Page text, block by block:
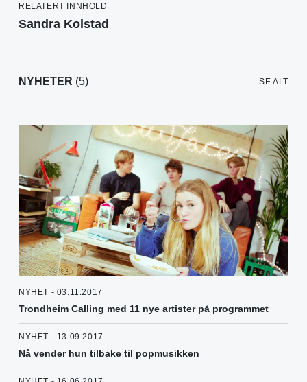
RELATERT INNHOLD
Sandra Kolstad
NYHETER (5) SE ALT
NYHET - 03.11.2017
Trondheim Calling med 11 nye artister på programmet
NYHET - 13.09.2017
Nå vender hun tilbake til popmusikken